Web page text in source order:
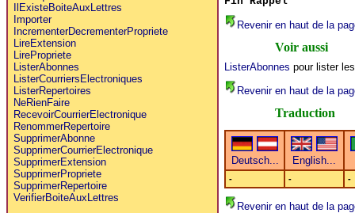
IlExisteBoiteAuxLettres
Importer
IncrementerDecrementerPropriete
LireExtension
LirePropriete
ListerAbonnes
ListerCourriersElectroniques
ListerRepertoires
NeRienFaire
RecevoirCourrierElectronique
RenommerRepertoire
SupprimerAbonne
SupprimerCourrierElectronique
SupprimerExtension
SupprimerPropriete
SupprimerRepertoire
VerifierBoiteAuxLettres
Revenir en haut de la
Voir aussi
ListerAbonnes pour lister
Revenir en haut de la
Traduction
- - -
Revenir en haut de la